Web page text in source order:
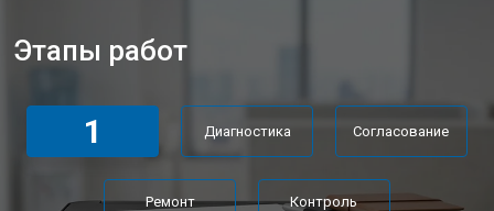
Этапы работ
1 Диагностика Согласование
Ремонт Контроль